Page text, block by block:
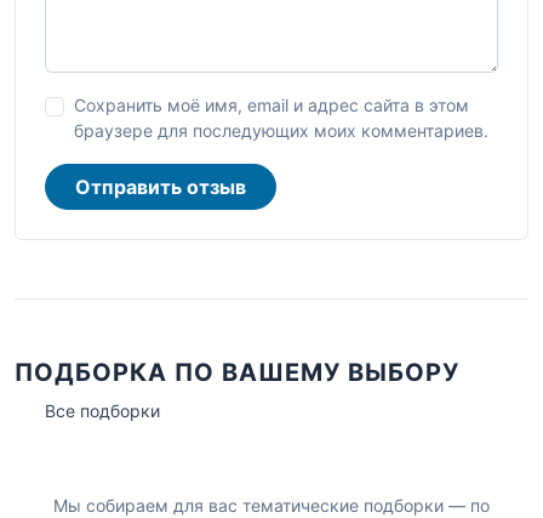
Сохранить моё имя, email и адрес сайта в этом
браузере для последующих моих комментариев.
Отправить отзыв
ПОДБОРКА ПО ВАШЕМУ ВЫБОРУ
Все подборки
Мы собираем для вас тематические подборки — по